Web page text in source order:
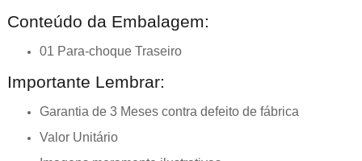
Conteúdo da Embalagem:
01 Para-choque Traseiro
Importante Lembrar:
Garantia de 3 Meses contra defeito de fábrica
Valor Unitário